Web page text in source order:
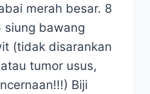
merah besar. 8
siung bawang
(tidak disarankan
tumor usus,
Biji